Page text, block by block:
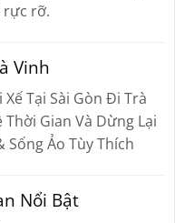
rực rỡ.
Vinh
Xế Tại Sài Gòn Đi Trà
Gian Và Dừng Lại
Sống Ảo Tùy Thích
Nổi Bật